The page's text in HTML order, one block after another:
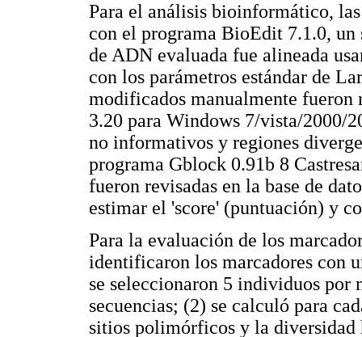
Para el análisis bioinformático,
con el programa BioEdit 7.1.0,
de ADN evaluada fue alineada
con los parámetros estándar de
modificados manualmente
3.20 para Windows 7/vista/2000/
no informativos y regiones
programa Gblock 0.91b 8
fueron revisadas en la base de
estimar el 'score' (puntuación) y
Para la evaluación de los
identificaron los marcadores con
se seleccionaron 5 individuos por
secuencias; (2) se calculó para
sitios polimórficos y la